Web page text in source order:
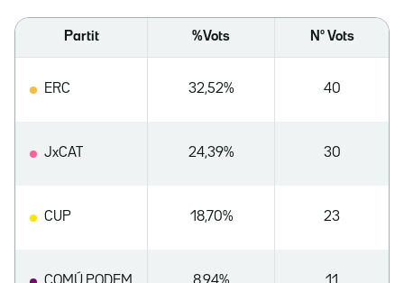
Partit %Vots Nº Vots
ERC 32,52% 40
JxCAT 24,39% 30
CUP 18,70% 23